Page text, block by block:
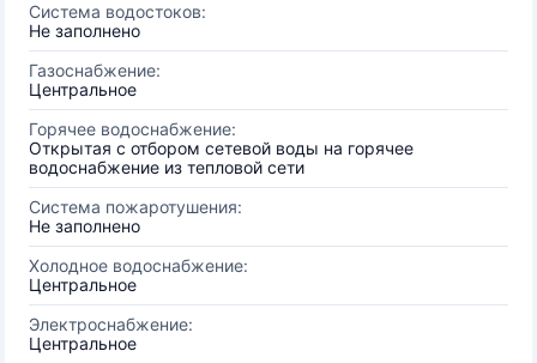
Система водостоков:
Не заполнено
Газоснабжение:
Центральное
Горячее водоснабжение:
Открытая с отбором сетевой воды на горячее
водоснабжение из тепловой сети
Система пожаротушения:
Не заполнено
Холодное водоснабжение:
Центральное
Электроснабжение:
Центральное